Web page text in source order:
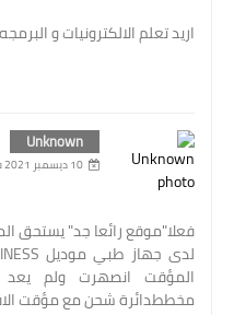
اريد تعلم الالكترونيات و البرمجه
Unknown
10 ديسمبر 2021 في 9:02 ص
فعلا"موقع رائعا جد" يستحق
المؤقت انصهرت ولم
مخططدائرة شحن مع مؤقت